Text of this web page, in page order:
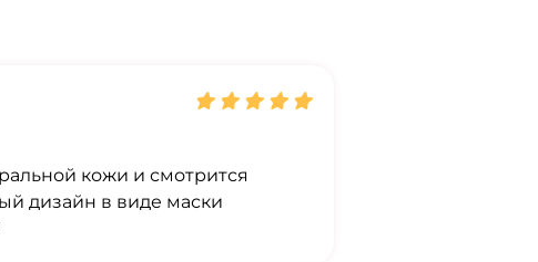
кожи и смотрится
дизайн в виде маски